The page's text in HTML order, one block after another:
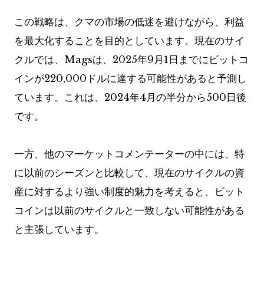
この戦略は、クマの市場の低迷を避けながら、利益
を最大化することを目的としています。現在のサイ
クルでは、Magsは、2025年9月1日までにビットコ
インが220,000ドルに達する可能性があると予測し
ています。これは、2024年4月の半分から500日後
です。
一方、他のマーケットコメンテーターの中には、特
に以前のシーズンと比較して、現在のサイクルの資
産に対するより強い制度的魅力を考えると、ビット
コインは以前のサイクルと一致しない可能性がある
と主張しています。